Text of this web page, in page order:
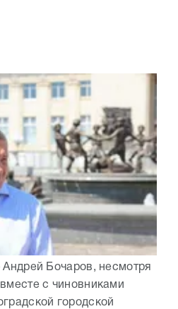
Андрей Бочаров, несмотря
с чиновниками
городской